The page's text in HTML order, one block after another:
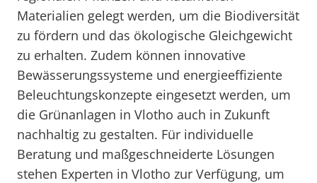
Materialien gelegt werden, um die Biodiversität
zu fördern und das ökologische Gleichgewicht
zu erhalten. Zudem können innovative
Bewässerungssysteme und energieeffiziente
Beleuchtungskonzepte eingesetzt werden, um
die Grünanlagen in Vlotho auch in Zukunft
nachhaltig zu gestalten. Für individuelle
Beratung und maßgeschneiderte Lösungen
stehen Experten in Vlotho zur Verfügung, um